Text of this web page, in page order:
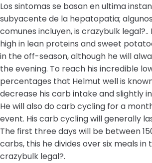
Los sintomas se basan en ultima
subyacente de la hepatopatia;
comunes incluyen, is crazybulk legal?..
high in lean proteins and sweet
in the off-season, although he will
the evening. To reach his incredible
percentages that Helmut well is
decrease his carb intake and slightly
He will also do carb cycling for a
event. His carb cycling will generally
The first three days will be between
carbs, this he divides over six meals in
crazybulk legal?.